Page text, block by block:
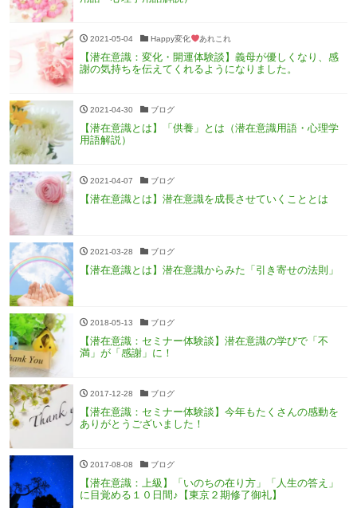
2021-05-04 Happy変化 あれこれ
【潜在意識：変化・開運体験談】義母が優しくなり、感
謝の気持ちを伝えてくれるようになりました。
2021-04-30 ブログ
【潜在意識とは】「供養」とは（潜在意識用語・心理学
用語解説）
2021-04-07 ブログ
【潜在意識とは】潜在意識を成長させていくこととは
2021-03-28 ブログ
【潜在意識とは】潜在意識からみた「引き寄せの法則」
2018-05-13 ブログ
【潜在意識：セミナー体験談】潜在意識の学びで「不
満」が「感謝」に！
2017-12-28 ブログ
【潜在意識：セミナー体験談】今年もたくさんの感動を
ありがとうございました！
2017-08-08 ブログ
【潜在意識：上級】「いのちの在り方」「人生の答え」
に目覚める１０日間♪【東京２期修了御礼】